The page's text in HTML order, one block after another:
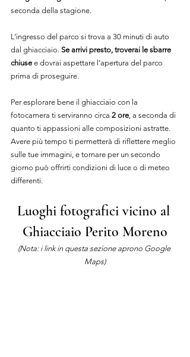
seconda della stagione.
L’ingresso del parco si trova a 30 minuti di auto
dal ghiacciaio. Se arrivi presto, troverai le sbarre
chiuse e dovrai aspettare l’apertura del parco
prima di proseguire.
Per esplorare bene il ghiacciaio con la
fotocamera ti serviranno circa 2 ore, a seconda di
quanto ti appassioni alle composizioni astratte.
Avere più tempo ti permetterà di riflettere meglio
sulle tue immagini, e tornare per un secondo
giorno può offrirti condizioni di luce o di meteo
differenti.
Luoghi fotografici vicino al
Ghiacciaio Perito Moreno
(Nota: i link in questa sezione aprono Google
Maps)